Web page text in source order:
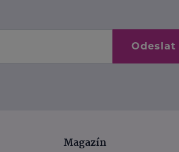
Odeslat
Magazín